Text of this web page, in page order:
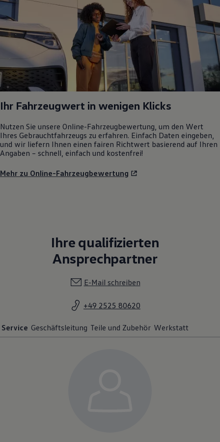
Ihr Fahrzeugwert in wenigen Klicks
Nutzen Sie unsere Online-Fahrzeugbewertung, um den Wert
Ihres Gebrauchtfahrzeugs zu erfahren. Einfach Daten eingeben,
und wir liefern Ihnen einen fairen Richtwert basierend auf Ihren
Angaben – schnell, einfach und kostenfrei!
Mehr zu Online-Fahrzeugbewertung
Ihre qualifizierten
Ansprechpartner
E-Mail schreiben
+49 2525 80620
Service Geschäftsleitung Teile und Zubehör Werkstatt